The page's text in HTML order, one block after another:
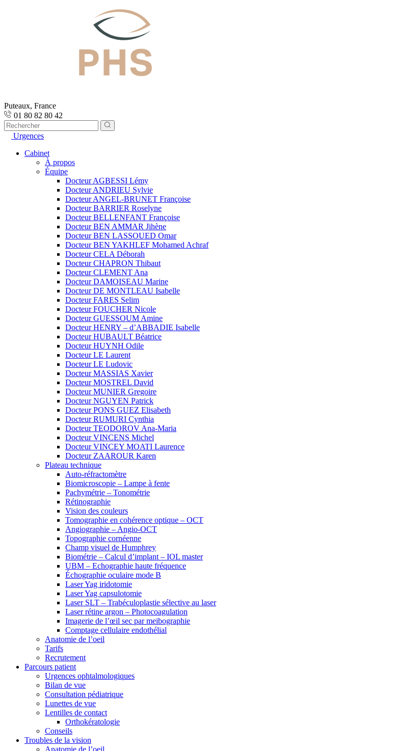
Puteaux, France
01 80 82 80 42
Urgences
Cabinet
À propos
Équipe
Docteur AGBESSI Lémy
Docteur ANDRIEU Sylvie
Docteur ANGEL-BRUNET Françoise
Docteur BARRIER Roselyne
Docteur BELLENFANT Françoise
Docteur BEN AMMAR Jihène
Docteur BEN LASSOUED Omar
Docteur BEN YAKHLEF Mohamed Achraf
Docteur CELA Déborah
Docteur CHAPRON Thibaut
Docteur CLEMENT Ana
Docteur DAMOISEAU Marine
Docteur DE MONTLEAU Isabelle
Docteur FARES Selim
Docteur FOUCHER Nicole
Docteur GUESSOUM Amine
Docteur HENRY – d’ABBADIE Isabelle
Docteur HUBAULT Béatrice
Docteur HUYNH Odile
Docteur LE Laurent
Docteur LE Ludovic
Docteur MASSIAS Xavier
Docteur MOSTREL David
Docteur MUNIER Gregoire
Docteur NGUYEN Patrick
Docteur PONS GUEZ Elisabeth
Docteur RUMURI Cynthia
Docteur TEODOROV Ana-Maria
Docteur VINCENS Michel
Docteur VINCEY MOATI Laurence
Docteur ZAAROUR Karen
Plateau technique
Auto-réfractomètre
Biomicroscopie – Lampe à fente
Pachymétrie – Tonométrie
Rétinographie
Vision des couleurs
Tomographie en cohérence optique – OCT
Angiographie – Angio-OCT
Topographie cornéenne
Champ visuel de Humphrey
Biométrie – Calcul d’implant – IOL master
UBM – Echographie haute fréquence
Échographie oculaire mode B
Laser Yag iridotomie
Laser Yag capsulotomie
Laser SLT – Trabéculoplastie sélective au laser
Laser rétine argon – Photocoagulation
Imagerie de l’œil sec par meibographie
Comptage cellulaire endothélial
Anatomie de l’oeil
Tarifs
Recrutement
Parcours patient
Urgences ophtalmologiques
Bilan de vue
Consultation pédiatrique
Lunettes de vue
Lentilles de contact
Orthokératologie
Conseils
Troubles de la vision
Anatomie de l’oeil